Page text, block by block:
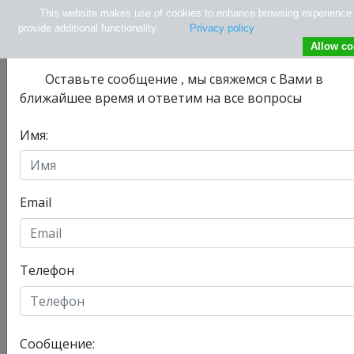
info@tlv.hospital
Главная
Не нашли нужной информации ?
Оставьте сообщениe , мы свяжемся с Вами в
ближайшее время и ответим на все вопросы
Имя:
Email
Телефон
Сообщение:
This website makes use of cookies to enhance browsing experience
provide additional functionality.
Privacy policy
Allow